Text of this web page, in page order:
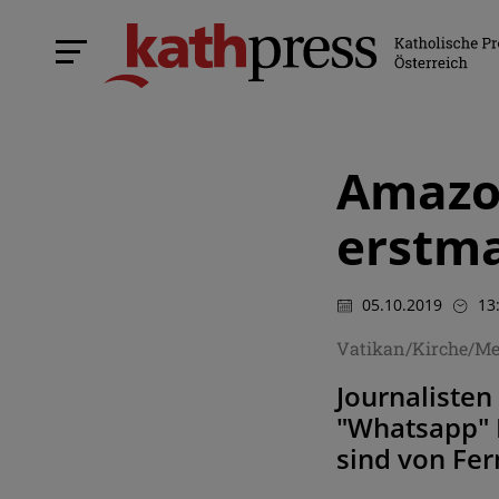
05.10.2019
Vatikan/Kirche/
"Whatsapp"
sind von